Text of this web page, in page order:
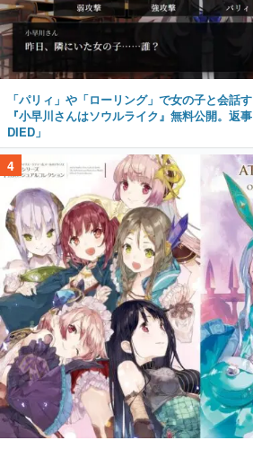
「パリィ」や「ローリング」で女の子と会話
『小早川さんはソウルライク』無料公開。返
DIED」
4